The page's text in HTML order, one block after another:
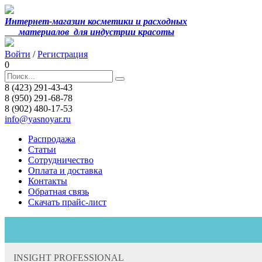
Интернет-магазин косметики и расходных
материалов для индустрии красоты
Войти /Регистрация
0
8 (423) 291-43-43
8 (950) 291-68-78
8 (902) 480-17-53
info@yasnoyar.ru
Распродажа
Статьи
Сотрудничество
Оплата и доставка
Контакты
Обратная связь
Скачать прайс-лист
INSIGHT PROFESSIONAL